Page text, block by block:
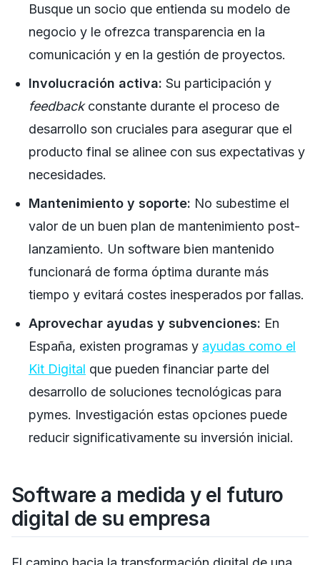
Busque un socio que entienda su modelo de
negocio y le ofrezca transparencia en la
comunicación y en la gestión de proyectos.
Involucración activa: Su participación y
feedbackconstante durante el proceso de
desarrollo son cruciales para asegurar que el
producto final se alinee con sus expectativas y
necesidades.
Mantenimiento y soporte: No subestime el
valor de un buen plan de mantenimiento post-
lanzamiento. Un software bien mantenido
funcionará de forma óptima durante más
tiempo y evitará costes inesperados por fallas.
Aprovechar ayudas y subvenciones: En
España, existen programas y ayudas como el
Kit Digital que pueden financiar parte del
desarrollo de soluciones tecnológicas para
pymes. Investigación estas opciones puede
reducir significativamente su inversión inicial.
Software a medida y el futuro
digital de su empresa